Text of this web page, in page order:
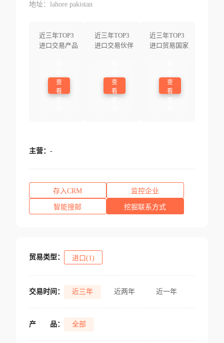
地址：lahore pakistan
近三年TOP3
进口交易产品
查
看
近三年TOP3
进口交易伙伴
查
看
近三年TOP3
进口贸易国家
查
看
主营： -
存入CRM 监控企业
智能搜邮 挖掘联系方式
贸易类型： 进口(1)
交易时间： 近三年 近两年 近一年
产 品： 全部